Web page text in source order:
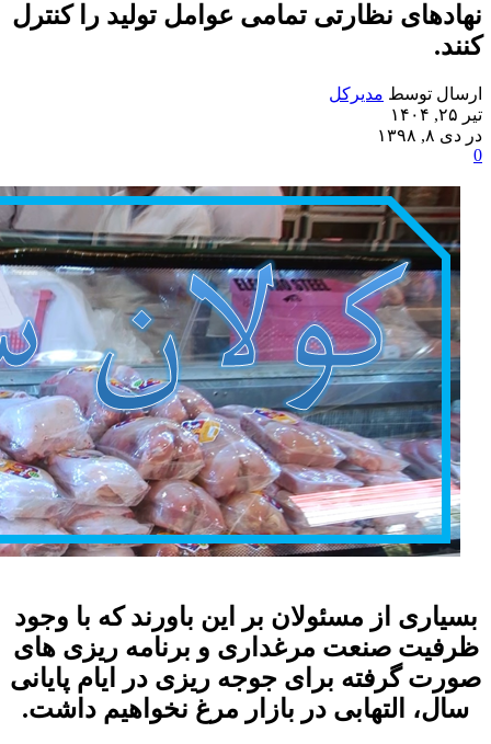
نهادهای نظارتی تمامی عوامل تولید را کنترل
کنند.
ارسال توسط مدیرکل
تیر ۲۵, ۱۴۰۴
در دی ۸, ۱۳۹۸
0
بسیاری از مسئولان بر این باورند که با وجود
ظرفیت صنعت مرغداری و برنامه ریزی های
صورت گرفته برای جوجه ریزی در ایام پایانی
سال، التهابی در بازار مرغ نخواهیم داشت.